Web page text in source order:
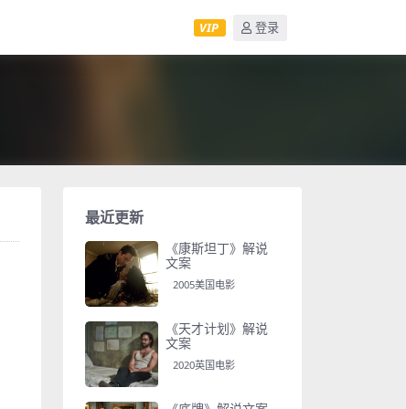
VIP 登录
最近更新
《康斯坦丁》解说
文案
2005美国电影
《天才计划》解说
文案
2020英国电影